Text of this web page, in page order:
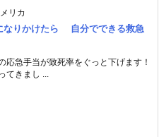
リカ
なりかけたら 自分でできる救急
応急手当が致死率をぐっと下げます！
てきまし ...